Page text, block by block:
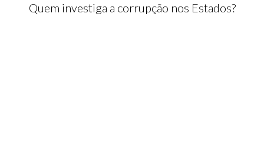
Quem investiga a corrupção nos Estados?